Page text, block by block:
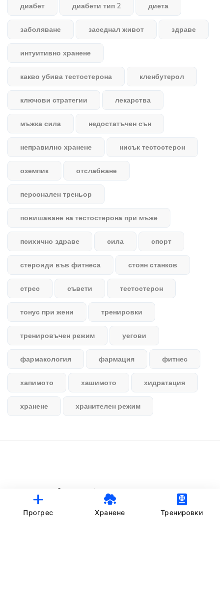
диабет диабети тип 2 диета
заболяване заседнал живот здраве
интуитивно хранене
какво убива тестостерона кленбутерол
ключови стратегии лекарства
мъжка сила недостатъчен сън
неправилно хранене нисък тестостерон
оземпик отслабване
персонален треньор
повишаване на тестостерона при мъже
психично здраве сила спорт
стероиди във фитнеса стоян станков
стрес съвети тестостерон
тонус при жени тренировки
тренировъчен режим уегови
фармакология фармация фитнес
хапимото хашимото хидратация
хранене хранителен режим
© StankovFit Progress App | 2025
Crafted with love by
Прогрес Хранене Тренировки